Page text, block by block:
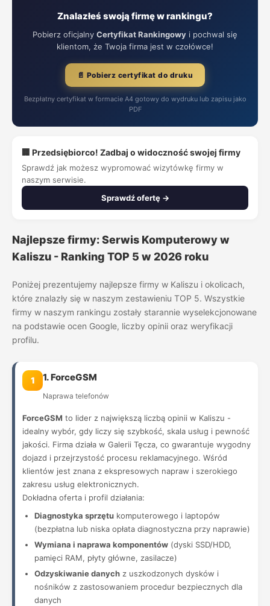
Znalazłeś swoją firmę w rankingu?
Pobierz oficjalny Certyfikat Rankingowy i pochwal się
klientom, że Twoja firma jest w czołówce!
📄 Pobierz certyfikat do druku
Bezpłatny certyfikat w formacie A4 gotowy do wydruku lub zapisu jako
PDF
🏢 Przedsiębiorco! Zadbaj o widoczność swojej firmy
Sprawdź jak możesz wypromować wizytówkę firmy w
naszym serwisie.
Sprawdź ofertę →
Najlepsze firmy: Serwis Komputerowy w
Kaliszu - Ranking TOP 5 w 2026 roku
Poniżej prezentujemy najlepsze firmy w Kaliszu i okolicach,
które znalazły się w naszym zestawieniu TOP 5. Wszystkie
firmy w naszym rankingu zostały starannie wyselekcjonowane
na podstawie ocen Google, liczby opinii oraz weryfikacji
profilu.
1 1. ForceGSM
Naprawa telefonów
ForceGSM to lider z największą liczbą opinii w Kaliszu -
idealny wybór, gdy liczy się szybkość, skala usług i pewność
jakości. Firma działa w Galerii Tęcza, co gwarantuje wygodny
dojazd i przejrzystość procesu reklamacyjnego. Wśród
klientów jest znana z ekspresowych napraw i szerokiego
zakresu usług elektronicznych.
Dokładna oferta i profil działania:
Diagnostyka sprzętu komputerowego i laptopów
(bezpłatna lub niska opłata diagnostyczna przy naprawie)
Wymiana i naprawa komponentów (dyski SSD/HDD,
pamięci RAM, płyty główne, zasilacze)
Odzyskiwanie danych z uszkodzonych dysków i
nośników z zastosowaniem procedur bezpiecznych dla
danych